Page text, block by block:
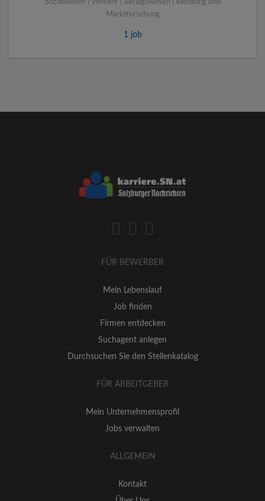
Sozialwesen | Verkehr | Verlagswesen | Werbung und
Marktforschung
1 job
FÜR BEWERBER
Mein Lebenslauf
Job finden
Firmen entdecken
Suchagent anlegen
Durchsuchen Sie den Stellenkatalog
FÜR ARBEITGEBER
Mein Unternehmensprofil
Jobs verwalten
ALLGEMEIN
Kontakt